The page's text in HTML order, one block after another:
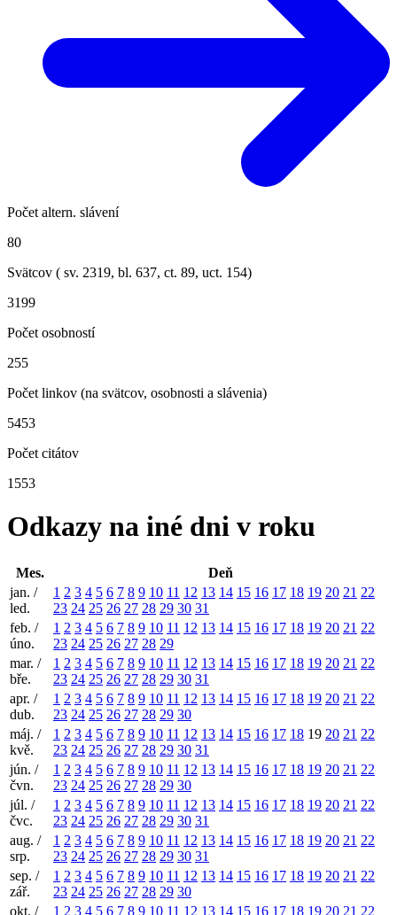
Počet altern. slávení
80
Svätcov ( sv. 2319, bl. 637, ct. 89, uct. 154)
3199
Počet osobností
255
Počet linkov (na svätcov, osobnosti a slávenia)
5453
Počet citátov
1553
Odkazy na iné dni v roku
Mes.
Deň
jan. /
led.
1 2 3 4 5 6 7 8 9 10 11 12 13 14 15 16 17 18 19 20 21 22
23 24 25 26 27 28 29 30 31
feb. /
úno.
1 2 3 4 5 6 7 8 9 10 11 12 13 14 15 16 17 18 19 20 21 22
23 24 25 26 27 28 29
mar. /
bře.
1 2 3 4 5 6 7 8 9 10 11 12 13 14 15 16 17 18 19 20 21 22
23 24 25 26 27 28 29 30 31
apr. /
dub.
1 2 3 4 5 6 7 8 9 10 11 12 13 14 15 16 17 18 19 20 21 22
23 24 25 26 27 28 29 30
máj. /
kvě.
1 2 3 4 5 6 7 8 9 10 11 12 13 14 15 16 17 18 19 20 21 22
23 24 25 26 27 28 29 30 31
jún. /
čvn.
1 2 3 4 5 6 7 8 9 10 11 12 13 14 15 16 17 18 19 20 21 22
23 24 25 26 27 28 29 30
júl. /
čvc.
1 2 3 4 5 6 7 8 9 10 11 12 13 14 15 16 17 18 19 20 21 22
23 24 25 26 27 28 29 30 31
aug. /
srp.
1 2 3 4 5 6 7 8 9 10 11 12 13 14 15 16 17 18 19 20 21 22
23 24 25 26 27 28 29 30 31
sep. /
zář.
1 2 3 4 5 6 7 8 9 10 11 12 13 14 15 16 17 18 19 20 21 22
23 24 25 26 27 28 29 30
okt. /
1 2 3 4 5 6 7 8 9 10 11 12 13 14 15 16 17 18 19 20 21 22